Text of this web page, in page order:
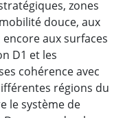
zones
douce, aux
aux surfaces
D1 et les
cohérence avec
régions du
le système de